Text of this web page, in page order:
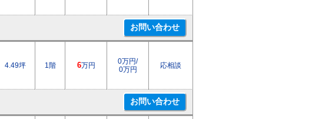
4.49坪 1階 6万円
0万円/
0万円
応相談